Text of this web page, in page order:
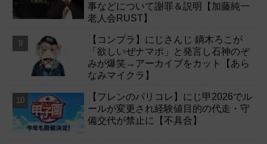
事などについて謝罪＆説明【加藤純一
老人会RUST】
【コンプラ】にじさんじ 鏑木ろこが
「欲しいぜナマポ」と発言し石神のぞ
みが爆笑→アーカイブをカット【あら
なみマイクラ】
【フレンのパリコレ】にじ甲2026でル
ールが変更され経験値目的の代走・守
備交代が禁止に【不具合】